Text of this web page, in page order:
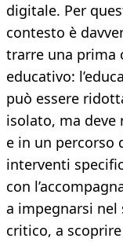
digitale. Per
contesto è
trarre una prima
educativo:
può essere
isolato, ma
e in un percorso
interventi
con
a impegnarsi nel
critico, a